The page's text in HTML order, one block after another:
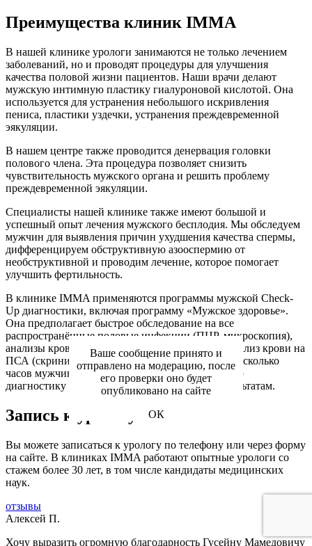
Преимущества клиник IMMA
В нашей клинике урологи занимаются не только лечением
заболеваний, но и проводят процедуры для улучшения
качества половой жизни пациентов. Наши врачи делают
мужскую интимную пластику гиалуроновой кислотой. Она
используется для устранения небольшого искривления
пениса, пластики уздечки, устранения преждевременной
эякуляции.
В нашем центре также проводится денервация головки
полового члена. Эта процедура позволяет снизить
чувствительность мужского органа и решить проблему
преждевременной эякуляции.
Специалисты нашей клинике также имеют большой и
успешный опыт лечения мужского бесплодия. Мы обследуем
мужчин для выявления причин ухудшения качества спермы,
дифференцируем обструктивную азооспермию от
необструктивной и проводим лечение, которое помогает
улучшить фертильность.
В клинике IMMA применяются программы мужской Check-
Up диагностики, включая программу «Мужское здоровье».
Она предполагает быстрое обследование на все
распространённые половые инфекции (ПЦР, микроскопия),
анализы крови, мочи, секрета простаты, УЗИ, анализ крови на
ПСА (скрининг рака простаты). Всего лишь за несколько
часов мужчина может пройти профилактическую
диагностику с консультацией уролога по её результатам.
Запись к урологу в Москве
Вы можете записаться к урологу по телефону или через форму
на сайте. В клиниках IMMA работают опытные урологи со
стажем более 30 лет, в том числе кандидаты медицинских
наук.
отзывы
Алексей П.
Хочу выразить огромную благодарность Гусейну Мамедовичу
Ваше сообщение принято и
отправлено на модерацию, после
его проверки оно будет
опубликовано на сайте
ОК